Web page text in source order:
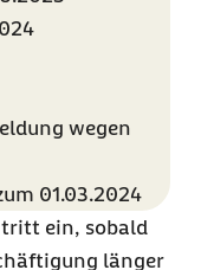
wegen
01.03.2024
ein, sobald
länger